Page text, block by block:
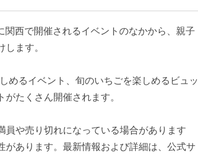
西で開催されるイベントのなかから、親子
ます。
めるイベント、旬のいちごを楽しめるビュッ
たくさん開催されます。
や売り切れになっている場合があります
あります。最新情報および詳細は、公式サ